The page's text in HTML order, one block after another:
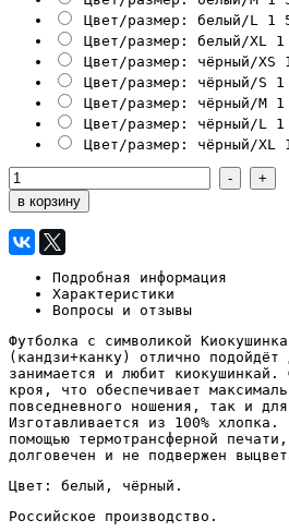
Цвет/размер: белый/L
1
Цвет/размер: белый/XL
1
Цвет/размер: чёрный/XS
Цвет/размер: чёрный/S 1
Цвет/размер: чёрный/М 1
Цвет/размер: чёрный/L
1
Цвет/размер: чёрный/XL
Подробная информация
Характеристики
Вопросы и отзывы
Футболка с символикой
(кандзи+канку) отлично
занимается и любит киокушинкай.
кроя, что обеспечивает
повседневного ношения, так и
Изготавливается из 100% хлопка.
помощью термотрансферной
долговечен и не подвержен
Цвет: белый, чёрный.
Российское производство.